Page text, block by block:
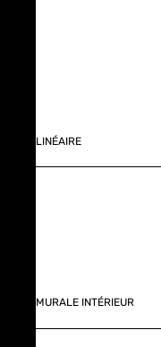
LINÉAIRE
MURALE INTÉRIEUR